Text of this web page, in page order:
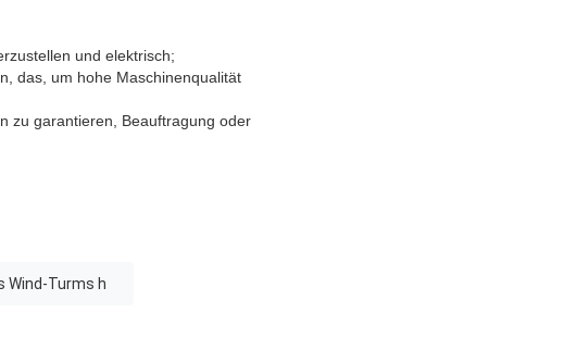
und elektrisch;
das, um hohe Maschinenqualität
zu garantieren, Beauftragung oder
Turms h